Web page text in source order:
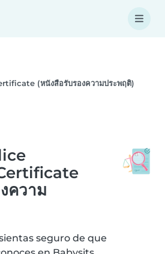
(หนังสือรับรองความประพฤติ)
ความ
seguro de que